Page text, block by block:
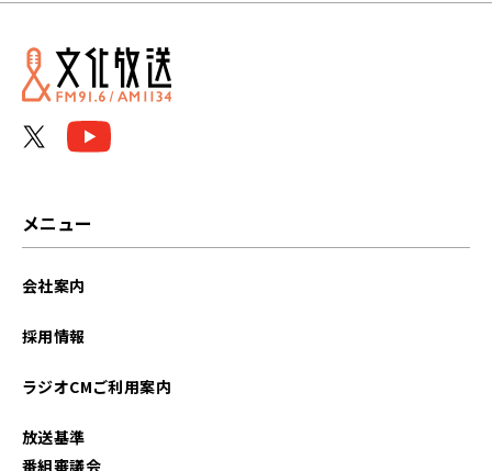
メニュー
会社案内
採用情報
ラジオCMご利用案内
放送基準
番組審議会